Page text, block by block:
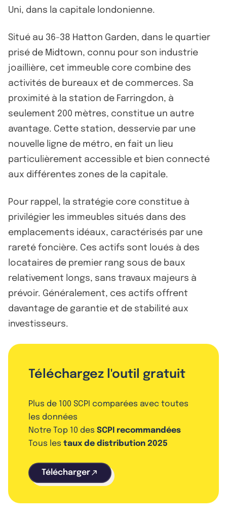
Uni, dans la capitale londonienne.
Situé au 36-38 Hatton Garden, dans le quartier
prisé de Midtown, connu pour son industrie
joaillière, cet immeuble core combine des
activités de bureaux et de commerces. Sa
proximité à la station de Farringdon, à
seulement 200 mètres, constitue un autre
avantage. Cette station, desservie par une
nouvelle ligne de métro, en fait un lieu
particulièrement accessible et bien connecté
aux différentes zones de la capitale.
Pour rappel, la stratégie core constitue à
privilégier les immeubles situés dans des
emplacements idéaux, caractérisés par une
rareté foncière. Ces actifs sont loués à des
locataires de premier rang sous de baux
relativement longs, sans travaux majeurs à
prévoir. Généralement, ces actifs offrent
davantage de garantie et de stabilité aux
investisseurs.
Téléchargez l'outil gratuit
Plus de 100 SCPI comparées avec toutes
les données
Notre Top 10 des SCPI recommandées
Tous les taux de distribution 2025
Télécharger